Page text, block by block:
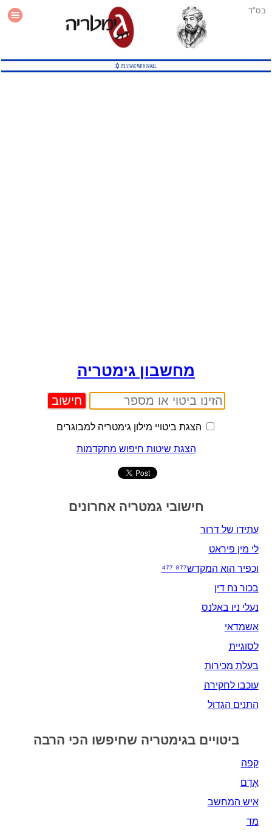
בס"ד
עזרה
מחשבון גימטריה
הצגת ביטויי מילון גימטריה למבוגרים
הצגת שיטות חיפוש מתקדמות
חישובי גמטריה אחרונים
עתידו של דרור
לי מין פיראט
וכפיר הוא המקדש⁸⁷⁷ ⁴⁷⁷
בכור נח דין
נעלי ניו באלנס
אשמדאי‎
לסוגיית
בעלת מכירות
עוכבו לחקירה
התנים הגדול
ביטויים בגימטריה שחיפשו הכי הרבה
קפה
אָדָם‎
איש המחשב
מד